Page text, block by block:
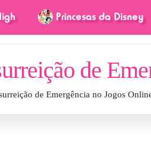
de
de Emergência no Jogos